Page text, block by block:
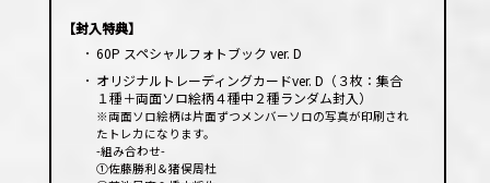
ヤー
【封入特典】
･ 60P スペシャルフォトブック ver. D
･ オリジナルトレーディングカードver. D（３枚：集合
１種＋両面ソロ絵柄４種中２種ランダム封入）
※両面ソロ絵柄は片面ずつメンバーソロの写真が印刷され
たトレカになります。
-組み合わせ-
①佐藤勝利＆猪俣周杜